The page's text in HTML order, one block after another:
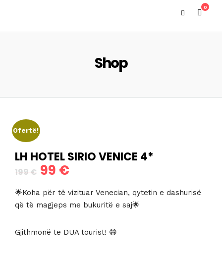
0
Shop
Ofertë!
LH HOTEL SIRIO VENICE 4*
199€ Çmimi
origjinal
qe:
99 €
tanishëm
🌟Koha për të vizituar Venecian, qytetin e dashurisë
që të magjeps me bukuritë e saj🌟
Gjithmonë te DUA tourist! 😄